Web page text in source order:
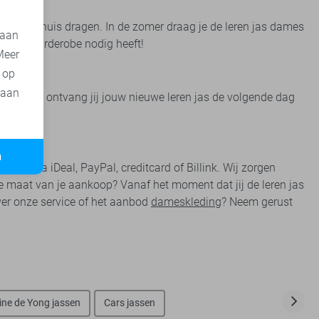
dragen. In de zomer draag je de leren jas dames
haar garderobe nodig heeft!
plaatst, ontvang jij jouw nieuwe leren jas de volgende dag
via iDeal, PayPal, creditcard of Billink. Wij zorgen
van je aankoop? Vanaf het moment dat jij de leren jas
onze service of het aanbod dameskleding? Neem gerust
de Yong jassen Cars jassen